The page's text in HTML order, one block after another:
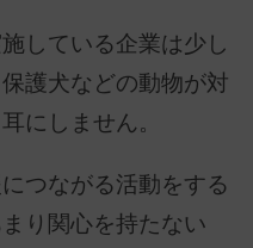
している企業は少し
護犬などの動物が対
にしません。
つながる活動をする
り関心を持たない